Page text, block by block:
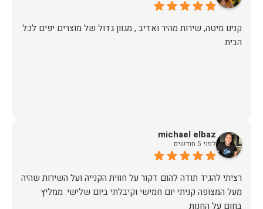
קנינו מיטה, שירות מהיר ואדיב , מגוון גדול של מוצרים יפים לכל
הבית
michael elbaz
לפני 5 חודשים
רציתי להגיד תודה להום דקור על חווית הקנייה ועל השירות שהיה
מעל המצופה קניתי יום חמישי וקיבלתי ביום שלישי. ממליץ
בחום על החנות